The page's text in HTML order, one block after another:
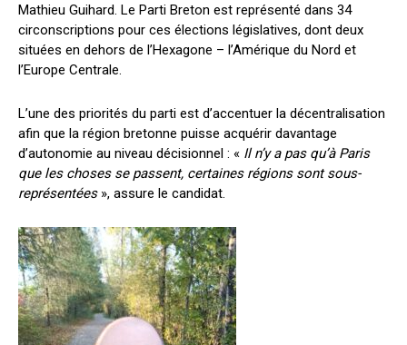
Mathieu Guihard. Le Parti Breton est représenté dans 34
circonscriptions pour ces élections législatives, dont deux
situées en dehors de l’Hexagone – l’Amérique du Nord et
l’Europe Centrale.
L’une des priorités du parti est d’accentuer la décentralisation
afin que la région bretonne puisse acquérir davantage
d’autonomie au niveau décisionnel : « Il n’y a pas qu’à Paris
que les choses se passent, certaines régions sont sous-
représentées», assure le candidat.